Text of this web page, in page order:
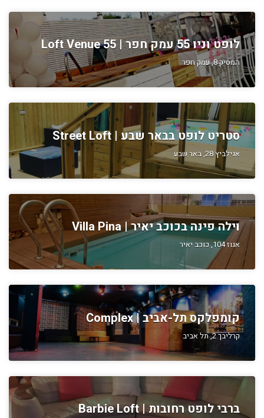
לופט וניו 55 עמק חפר | Loft Venue 55
המסיק 8, עמק חפר
סטריט לופט בבאר שבע | Street Loft
אנילביץ 28, באר שבע
וילה פינה בכוכב יאיר | Villa Pina
אגוז 104, כוכב יאיר
קומפלקס תל-אביב | Complex
קרליבך 2, תל אביב
ברבי לופט רחובות | Barbie Loft